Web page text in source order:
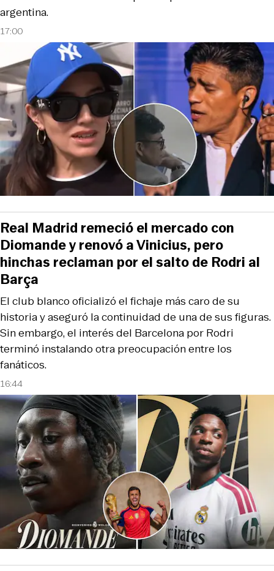
17:00
argentina.
16:44
El club blanco oficializó el fichaje más caro de su
historia y aseguró la continuidad de una de sus figuras.
Sin embargo, el interés del Barcelona por Rodri
terminó instalando otra preocupación entre los
fanáticos.
Real Madrid remeció el mercado con
Diomande y renovó a Vinicius, pero
hinchas reclaman por el salto de Rodri al
Barça